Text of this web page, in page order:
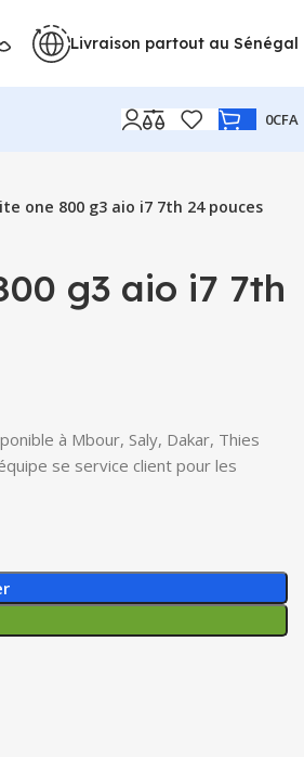
Livraison partout au Sénégal
0CFA
one 800 g3 aio i7 7th 24 pouces
g3 aio i7 7th
à Mbour, Saly, Dakar, Thies
se service client pour les